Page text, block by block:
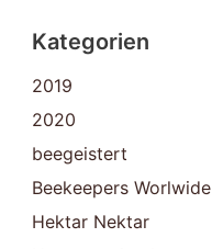
Kategorien
2019
2020
beegeistert
Beekeepers Worlwide
Hektar Nektar